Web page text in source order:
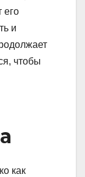
его
и
чтобы
как